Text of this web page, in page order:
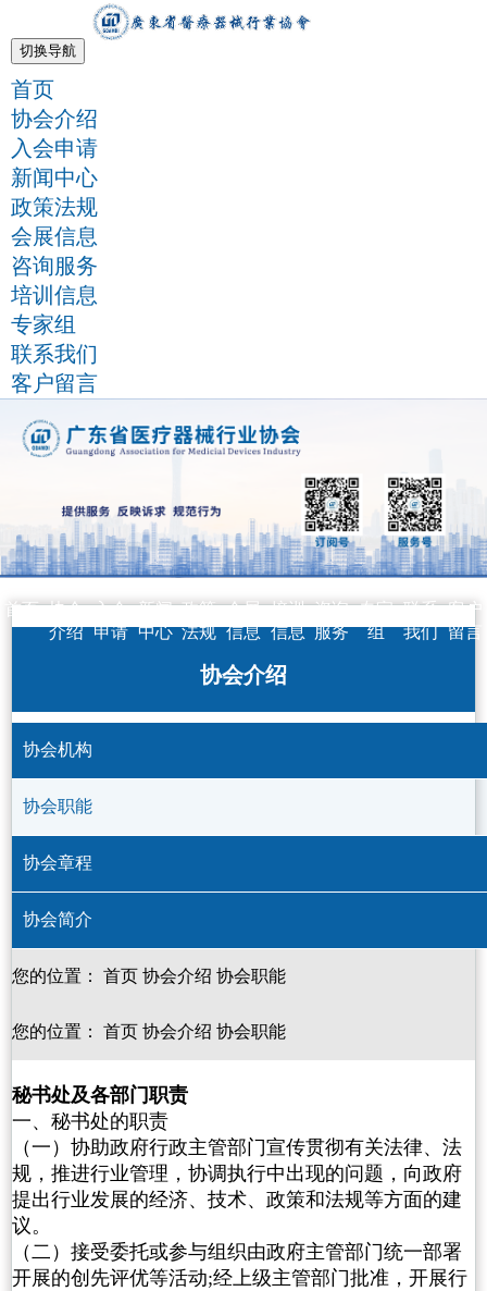
切换导航
首页
协会介绍
入会申请
新闻中心
政策法规
会展信息
咨询服务
培训信息
专家组
联系我们
客户留言
首页 协会
介绍
入会
申请
新闻
中心
政策
法规
会展
信息
培训
信息
咨询
服务
专家
组
联系
我们
客户
留言
协会介绍
协会机构
协会职能
协会章程
协会简介
您的位置： 首页 协会介绍 协会职能
您的位置： 首页 协会介绍 协会职能
秘书处及各部门职责
一、秘书处的职责
（一）协助政府行政主管部门宣传贯彻有关法律、法
规，推进行业管理，协调执行中出现的问题，向政府
提出行业发展的经济、技术、政策和法规等方面的建
议。
（二）接受委托或参与组织由政府主管部门统一部署
开展的创先评优等活动;经上级主管部门批准，开展行